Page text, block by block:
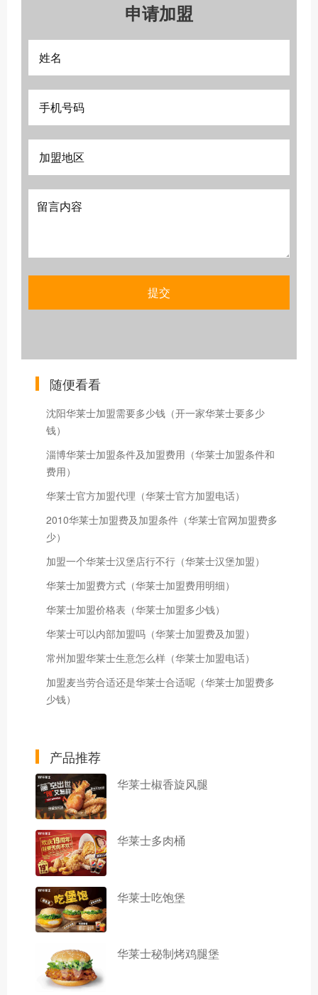
申请加盟
随便看看
沈阳华莱士加盟需要多少钱（开一家华莱士要多少
钱）
淄博华莱士加盟条件及加盟费用（华莱士加盟条件和
费用）
华莱士官方加盟代理（华莱士官方加盟电话）
2010华莱士加盟费及加盟条件（华莱士官网加盟费多
少）
加盟一个华莱士汉堡店行不行（华莱士汉堡加盟）
华莱士加盟费方式（华莱士加盟费用明细）
华莱士加盟价格表（华莱士加盟多少钱）
华莱士可以内部加盟吗（华莱士加盟费及加盟）
常州加盟华莱士生意怎么样（华莱士加盟电话）
加盟麦当劳合适还是华莱士合适呢（华莱士加盟费多
少钱）
产品推荐
华莱士椒香旋风腿
华莱士多肉桶
华莱士吃饱堡
华莱士秘制烤鸡腿堡